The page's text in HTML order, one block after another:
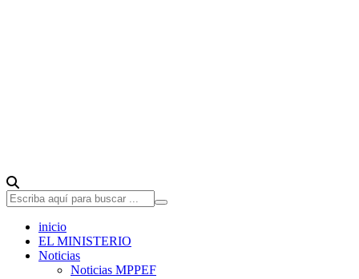
inicio
EL MINISTERIO
Noticias
Noticias MPPEF